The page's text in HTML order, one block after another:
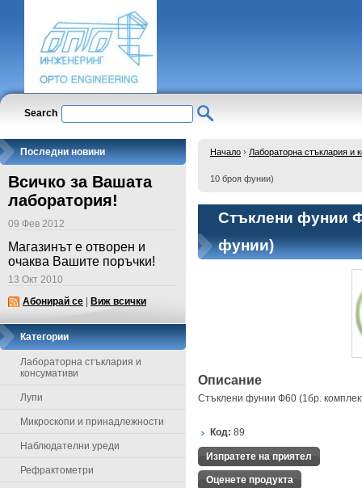
Search
Последни новини
Всичко за Вашата
лаборатория!
09 Фев 2012
Магазинът е отворен и
очаква Вашите поръчки!
13 Окт 2010
Абонирай се
Виж всички
Категории
Лабораторна стъклария и
консумативи
Лупи
Микроскопи и принадлежности
Наблюдателни уреди
Рефрактометри
Начало › Лабораторна стъклария и
10 броя фунии)
Стъклени фунии
фунии)
Описание
Стъклени фунии Ф60 (1бр.
Код: 89
Изпратете на приятел
Оценете продукта